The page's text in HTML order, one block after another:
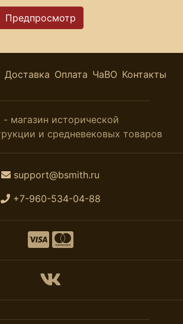
Доставка Оплата ЧаВО Контакты
- магазин исторической
и средневековых товаров
support@bsmith.ru
+7-960-534-04-88